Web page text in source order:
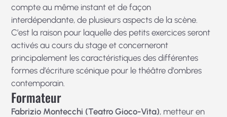
compte au même instant et de façon
interdépendante, de plusieurs aspects de la scène.
C’est la raison pour laquelle des petits exercices seront
activés au cours du stage et concerneront
principalement les caractéristiques des différentes
formes d’écriture scénique pour le théâtre d’ombres
contemporain.
Formateur
Fabrizio Montecchi (Teatro Gioco-Vita), metteur en